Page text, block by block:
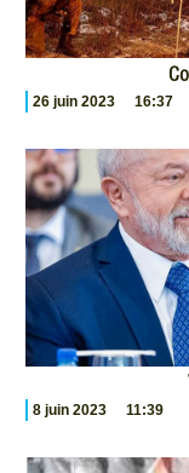
26 juin 2023 16:37
8 juin 2023 11:39